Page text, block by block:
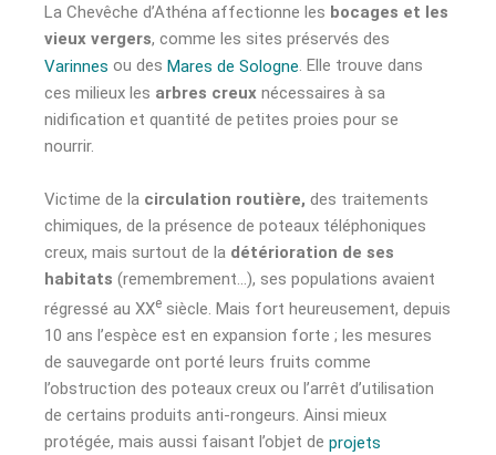
La Chevêche d’Athéna affectionne les bocages et les
vieux vergers, comme les sites préservés des
Varinnes ou des Mares de Sologne. Elle trouve dans
ces milieux les arbres creux nécessaires à sa
nidification et quantité de petites proies pour se
nourrir.
Victime de la circulation routière, des traitements
chimiques, de la présence de poteaux téléphoniques
creux, mais surtout de la détérioration de ses
habitats (remembrement…), ses populations avaient
régressé au XXe siècle. Mais fort heureusement, depuis
10 ans l’espèce est en expansion forte ; les mesures
de sauvegarde ont porté leurs fruits comme
l’obstruction des poteaux creux ou l’arrêt d’utilisation
de certains produits anti-rongeurs. Ainsi mieux
protégée, mais aussi faisant l’objet de projets